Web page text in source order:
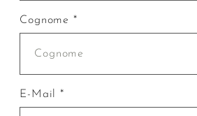
Cognome *
E-Mail *